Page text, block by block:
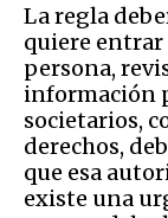
La regla
quiere entrar
persona,
información
societarios,
derechos,
que esa
existe una